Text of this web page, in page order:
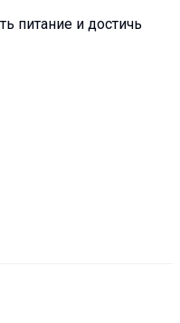
питание и достичь